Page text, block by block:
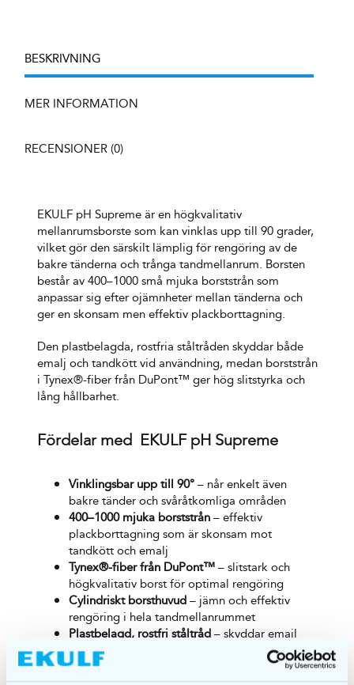
mängd
BESKRIVNING
MER INFORMATION
RECENSIONER (0)
EKULF pH Supreme är en högkvalitativ
mellanrumsborste som kan vinklas upp till 90 grader,
vilket gör den särskilt lämplig för rengöring av de
bakre tänderna och trånga tandmellanrum. Borsten
består av 400–1000 små mjuka borststrån som
anpassar sig efter ojämnheter mellan tänderna och
ger en skonsam men effektiv plackborttagning.
Den plastbelagda, rostfria ståltråden skyddar både
emalj och tandkött vid användning, medan borststrån
i Tynex®-fiber från DuPont™ ger hög slitstyrka och
lång hållbarhet.
Fördelar med EKULF pH Supreme
Vinklingsbar upp till 90°– når enkelt även
bakre tänder och svåråtkomliga områden
400–1000 mjuka borststrån– effektiv
plackborttagning som är skonsam mot
tandkött och emalj
Tynex®-fiber från DuPont™– slitstark och
högkvalitativ borst för optimal rengöring
Cylindriskt borsthuvud– jämn och effektiv
rengöring i hela tandmellanrummet
Plastbelagd, rostfri ståltråd– skyddar emajl
och tandkött
Svensk färgkodning
– gör det enkelt att välja